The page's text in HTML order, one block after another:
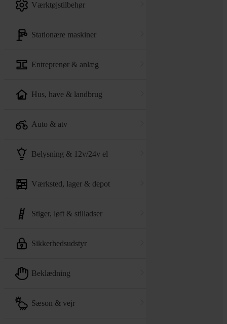
værktøjstilbehør
stationære maskiner
entreprenør & anlæg
hus, have & landbrug
auto & atv
belysning & 12v/24v el
værksted, lager & depot
stiger, løft & stilladser
sikkerhedsudstyr
beklædning
sæson & vejr